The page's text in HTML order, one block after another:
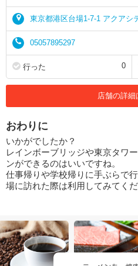
東京都港区台場1-7-1 アクアシ
05057895297
行った 0
店舗の詳細
おわりに
いかがでしたか？
レインボーブリッジや東京タワ
ンができるのはいいですね。
仕事帰りや学校帰りに手ぶらで
場に訪れた際は利用してみてくだ